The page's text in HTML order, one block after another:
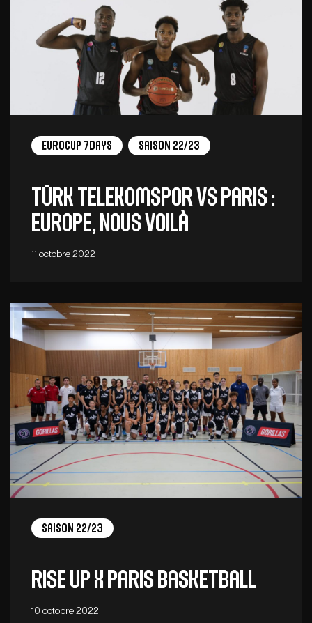
EuroCup 7Days Saison 22/23
Türk Telekomspor vs Paris :
Europe, nous voilà
11 octobre 2022
Saison 22/23
Rise Up X Paris Basketball
10 octobre 2022